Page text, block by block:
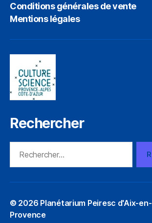
Conditions générales de vente
Mentions légales
Rechercher
© 2026 Planétarium Peiresc d'Aix-en-
Provence